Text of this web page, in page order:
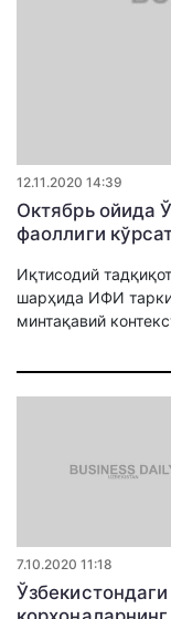
12.11.2020 14:39
Октябрь ойида
фаоллиги
Иқтисодий
шарҳида ИФИ
минтақавий
7.10.2020 11:18
Ўзбекистондаги